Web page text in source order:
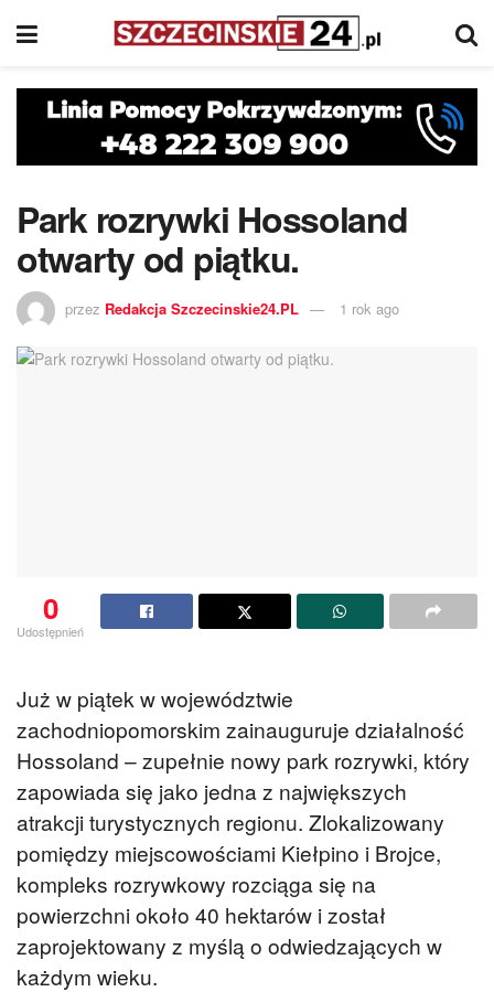
Park rozrywki Hossoland
otwarty od piątku.
przez Redakcja Szczecinskie24.PL 1 rok ago
0
Udostępnień
Już w piątek w województwie
zachodniopomorskim zainauguruje działalność
Hossoland – zupełnie nowy park rozrywki, który
zapowiada się jako jedna z największych
atrakcji turystycznych regionu. Zlokalizowany
pomiędzy miejscowościami Kiełpino i Brojce,
kompleks rozrywkowy rozciąga się na
powierzchni około 40 hektarów i został
zaprojektowany z myślą o odwiedzających w
każdym wieku.